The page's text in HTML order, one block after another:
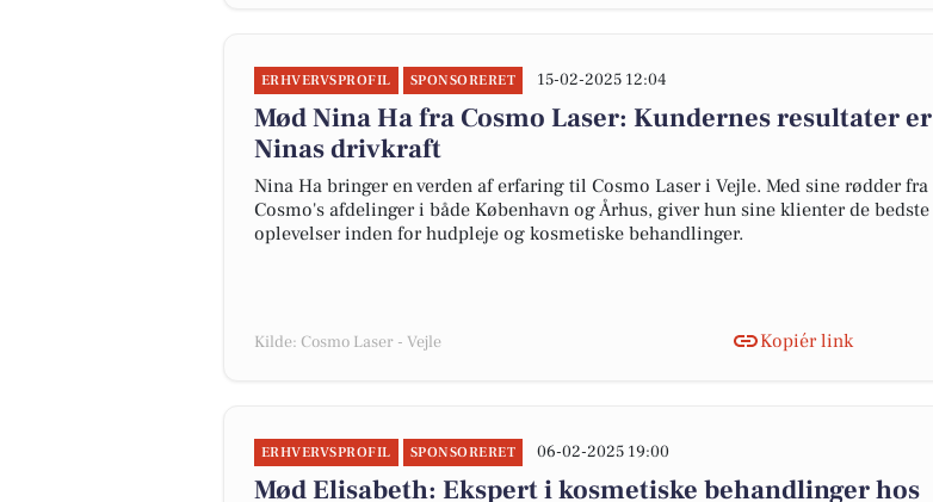
ERHVERVSPROFIL SPONSORERET 15-02-2025 12:04
Mød Nina Ha fra Cosmo Laser: Kundernes resultater er
Ninas drivkraft
Nina Ha bringer en verden af erfaring til Cosmo Laser i Vejle. Med sine rødder fra
Cosmo's afdelinger i både København og Århus, giver hun sine klienter de bedste
oplevelser inden for hudpleje og kosmetiske behandlinger.
Kilde: Cosmo Laser - Vejle Kopiér link
ERHVERVSPROFIL SPONSORERET 06-02-2025 19:00
Mød Elisabeth: Ekspert i kosmetiske behandlinger hos